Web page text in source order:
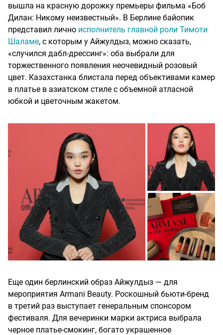
вышла на красную дорожку премьеры фильма «Боб
Дилан: Никому неизвестный». В Берлине байопик
представил лично исполнитель главной роли Тимоти
Шаламе, с которым у Айжулдыз, можно сказать,
«случился дабл-дрессинг»: оба выбрали для
торжественного появления неочевидный розовый
цвет. Казахстанка блистала перед объективами камер
в платье в азиатском стиле с объемной атласной
юбкой и цветочным жакетом.
Еще один берлинский образ Айжулдыз — для
мероприятия Armani Beauty. Роскошный бьюти-бренд
в третий раз выступает генеральным спонсором
фестиваля. Для вечеринки марки актриса выбрала
черное платье-смокинг, богато украшенное